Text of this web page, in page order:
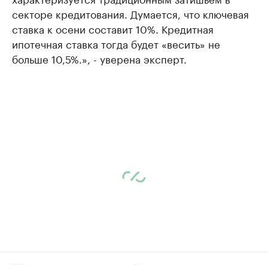
секторе кредитования. Думается, что ключевая
ставка к осени составит 10%. Кредитная
ипотечная ставка тогда будет «весить» не
больше 10,5%.», - уверена эксперт.